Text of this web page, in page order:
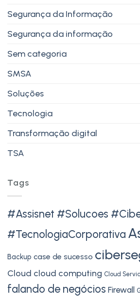
Segurança da Informação
Segurança da informação
Sem categoria
SMSA
Soluções
Tecnologia
Transformação digital
TSA
Tags
#Assisnet #Solucoes
#TecnologiaCorporativa
Backup case de sucesso
Cloud cloud computing Cloud
falando de negócios Firewall